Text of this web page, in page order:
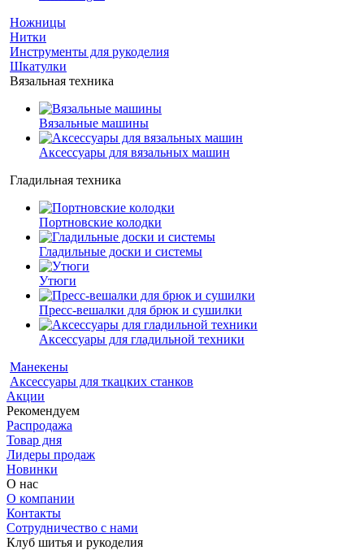
Ножницы
Нитки
Инструменты для рукоделия
Шкатулки
Вязальная техника
Вязальные машины
Аксессуары для вязальных машин
Гладильная техника
Портновские колодки
Гладильные доски и системы
Утюги
Пресс-вешалки для брюк и сушилки
Аксессуары для гладильной техники
Манекены
Аксессуары для ткацких станков
Акции
Рекомендуем
Распродажа
Товар дня
Лидеры продаж
Новинки
О нас
О компании
Контакты
Сотрудничество с нами
Клуб шитья и рукоделия